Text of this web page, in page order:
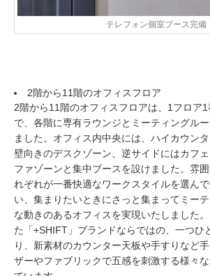
テレフォン個室ブース完備
2階から11階のオフィスフロア
2階から11階のオフィスフロアは、1フロア1
で、各階に専有ラウンジとミーティングル
ました。オフィス内中央には、ハイカウン
壁向きのデスクゾーン、逆サイドにはカフ
ファゾーンと集中ブースを設けました。雰
れぞれが一番快適なワークスタイルを選ん
い、集まりたいときにさっと集まってミー
な動きのあるオフィスを実現いたしました
た「+SHIFT」ブランドならではの、一つひ
り、新素材のカウンター天板や手すりなど
ザーやファブリックで五感を刺激する様々